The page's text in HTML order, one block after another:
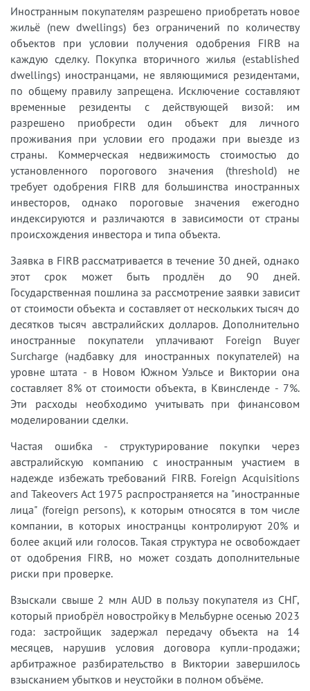
Иностранным покупателям разрешено приобретать новое
жильё (new dwellings) без ограничений по количеству
объектов при условии получения одобрения FIRB на
каждую сделку. Покупка вторичного жилья (established
dwellings) иностранцами, не являющимися резидентами,
по общему правилу запрещена. Исключение составляют
временные резиденты с действующей визой: им
разрешено приобрести один объект для личного
проживания при условии его продажи при выезде из
страны. Коммерческая недвижимость стоимостью до
установленного порогового значения (threshold) не
требует одобрения FIRB для большинства иностранных
инвесторов, однако пороговые значения ежегодно
индексируются и различаются в зависимости от страны
происхождения инвестора и типа объекта.
Заявка в FIRB рассматривается в течение 30 дней, однако
этот срок может быть продлён до 90 дней.
Государственная пошлина за рассмотрение заявки зависит
от стоимости объекта и составляет от нескольких тысяч до
десятков тысяч австралийских долларов. Дополнительно
иностранные покупатели уплачивают Foreign Buyer
Surcharge (надбавку для иностранных покупателей) на
уровне штата - в Новом Южном Уэльсе и Виктории она
составляет 8% от стоимости объекта, в Квинсленде - 7%.
Эти расходы необходимо учитывать при финансовом
моделировании сделки.
Частая ошибка - структурирование покупки через
австралийскую компанию с иностранным участием в
надежде избежать требований FIRB. Foreign Acquisitions
and Takeovers Act 1975 распространяется на "иностранные
лица" (foreign persons), к которым относятся в том числе
компании, в которых иностранцы контролируют 20% и
более акций или голосов. Такая структура не освобождает
от одобрения FIRB, но может создать дополнительные
риски при проверке.
Взыскали свыше 2 млн AUD в пользу покупателя из СНГ,
который приобрёл новостройку в Мельбурне осенью 2023
года: застройщик задержал передачу объекта на 14
месяцев, нарушив условия договора купли-продажи;
арбитражное разбирательство в Виктории завершилось
взысканием убытков и неустойки в полном объёме.